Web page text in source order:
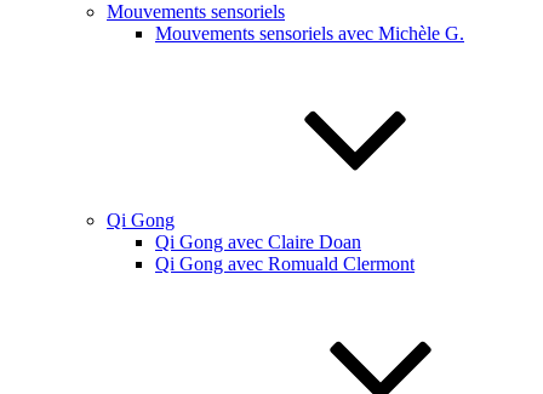
Mouvements sensoriels
Mouvements sensoriels avec Michèle G.
Qi Gong
Qi Gong avec Claire Doan
Qi Gong avec Romuald Clermont